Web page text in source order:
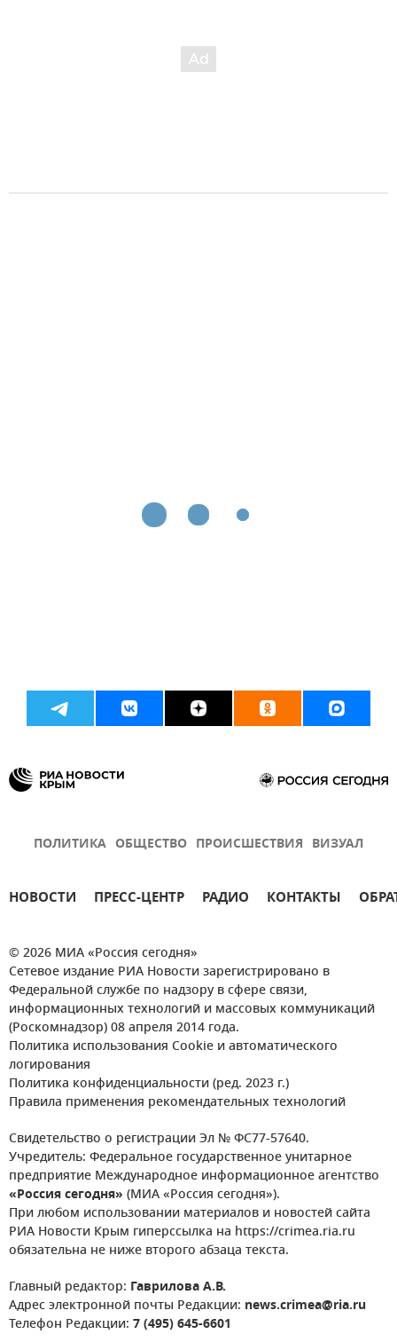
ПОЛИТИКА ОБЩЕСТВО ПРОИСШЕСТВИЯ ВИЗУАЛ
НОВОСТИ ПРЕСС-ЦЕНТР РАДИО КОНТАКТЫ
© 2026 МИА «Россия сегодня»
Сетевое издание РИА Новости зарегистрировано в
Федеральной службе по надзору в сфере связи,
информационных технологий и массовых коммуникаций
(Роскомнадзор) 08 апреля 2014 года.
Политика использования Cookie и автоматического
логирования
Политика конфиденциальности (ред. 2023 г.)
Правила применения рекомендательных технологий
Свидетельство о регистрации Эл № ФС77-57640.
Учредитель: Федеральное государственное унитарное
предприятие Международное информационное агентство
«Россия сегодня» (МИА «Россия сегодня»).
При любом использовании материалов и новостей сайта
РИА Новости Крым гиперссылка на https://crimea.ria.ru
обязательна не ниже второго абзаца текста.
Главный редактор: Гаврилова А.В.
Адрес электронной почты Редакции: news.crimea@ria.ru
Телефон Редакции: 7 (495) 645-6601